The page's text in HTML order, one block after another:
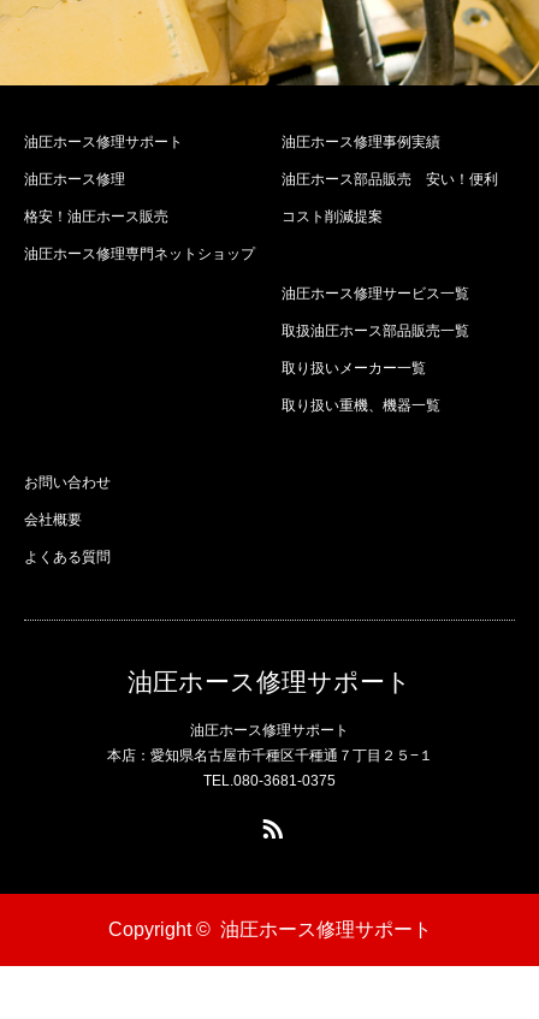
油圧ホース修理サポート
油圧ホース修理
格安！油圧ホース販売
油圧ホース修理専門ネットショップ
油圧ホース修理事例実績
油圧ホース部品販売 安い！便利
コスト削減提案
油圧ホース修理サービス一覧
取扱油圧ホース部品販売一覧
取り扱いメーカー一覧
取り扱い重機、機器一覧
お問い合わせ
会社概要
よくある質問
油圧ホース修理サポート
油圧ホース修理サポート
本店：愛知県名古屋市千種区千種通７丁目２５−１
TEL.080-3681-0375
Copyright © 油圧ホース修理サポート